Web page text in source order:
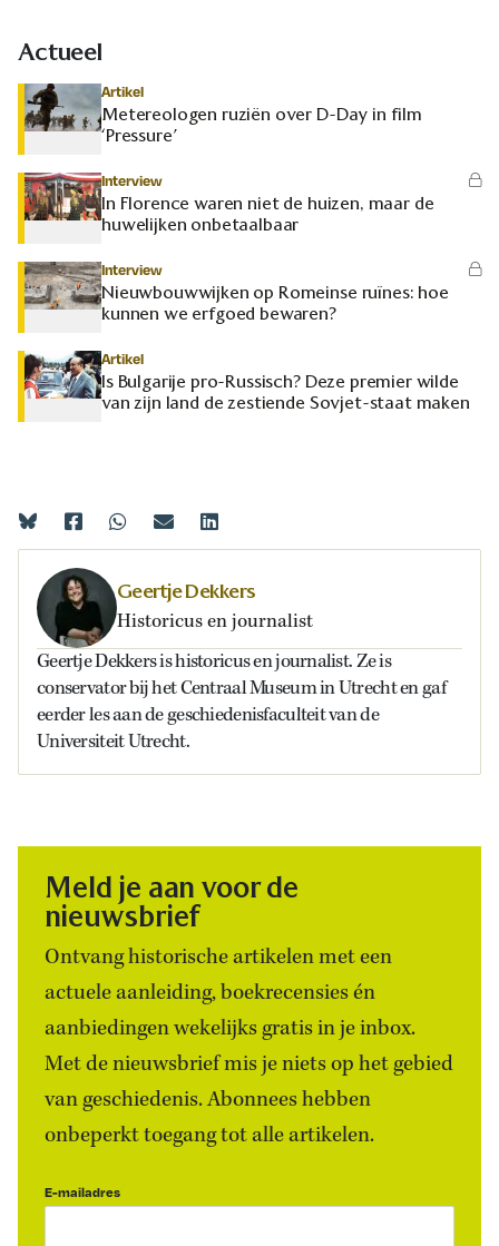
Actueel
Artikel
Metereologen ruziën over D-Day in film
‘Pressure’
Interview
In Florence waren niet de huizen, maar de
huwelijken onbetaalbaar
Interview
Nieuwbouwwijken op Romeinse ruïnes: hoe
kunnen we erfgoed bewaren?
Artikel
Is Bulgarije pro-Russisch? Deze premier wilde
van zijn land de zestiende Sovjet-staat maken
Geertje Dekkers
Historicus en journalist
Geertje Dekkers is historicus en journalist. Ze is
conservator bij het Centraal Museum in Utrecht en gaf
eerder les aan de geschiedenisfaculteit van de
Universiteit Utrecht.
Meld je aan voor de
nieuwsbrief
Ontvang historische artikelen met een
actuele aanleiding, boekrecensies én
aanbiedingen wekelijks gratis in je inbox.
Met de nieuwsbrief mis je niets op het gebied
van geschiedenis. Abonnees hebben
onbeperkt toegang tot alle artikelen.
E-mailadres